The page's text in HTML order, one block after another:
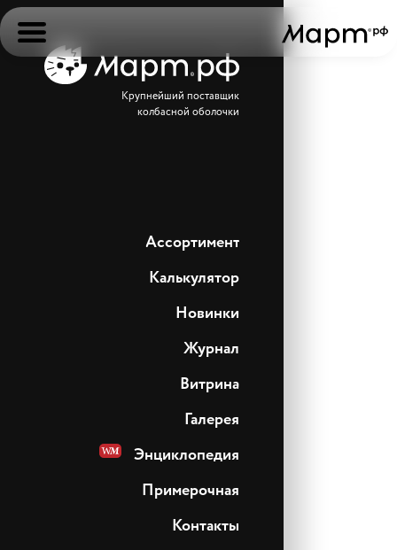
Ассортимент
Новинки
Журнал
Галерея
Витрина
Энциклопедия
Примерочная
Контакты
Крупнейший поставщик
колбасной оболочки
Калькулятор